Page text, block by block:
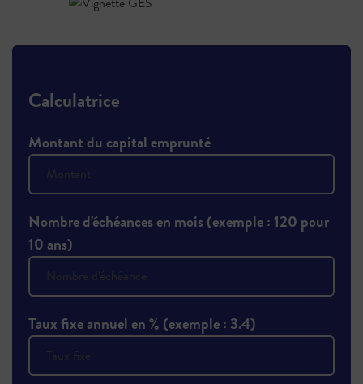
Calculatrice
Montant du capital emprunté
Nombre d'échéances en mois (exemple : 120 pour
10 ans)
Taux fixe annuel en % (exemple : 3.4)